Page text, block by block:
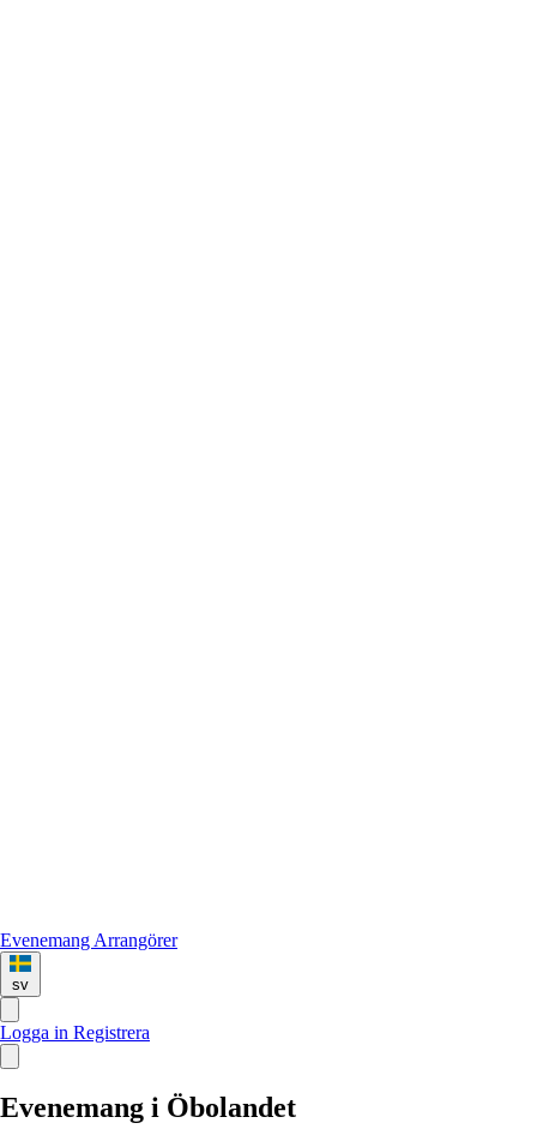
Evenemang Arrangörer
sv
Logga in Registrera
Evenemang i Öbolandet